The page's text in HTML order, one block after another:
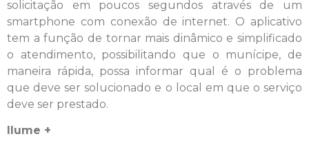
solicitação em poucos segundos através de um
smartphone com conexão de internet. O aplicativo
tem a função de tornar mais dinâmico e simplificado
o atendimento, possibilitando que o munícipe, de
maneira rápida, possa informar qual é o problema
que deve ser solucionado e o local em que o serviço
deve ser prestado.
Ilume +